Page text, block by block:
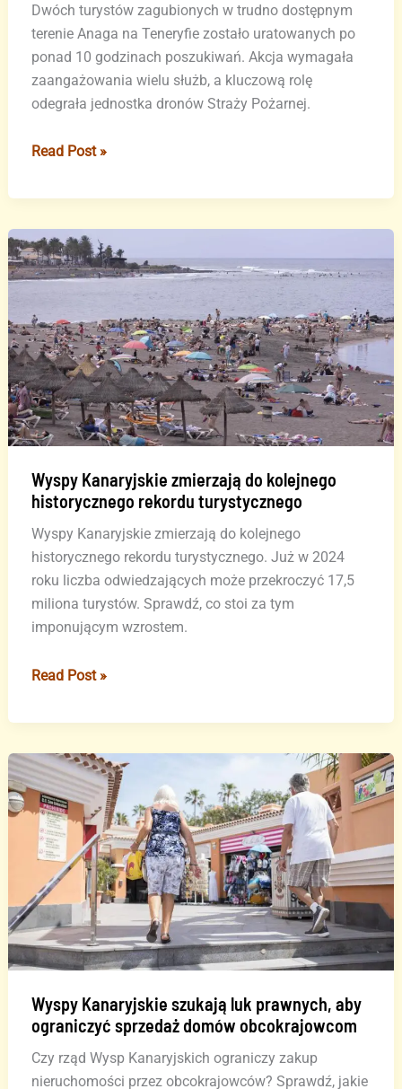
Dwóch turystów zagubionych w trudno dostępnym
terenie Anaga na Teneryfie zostało uratowanych po
ponad 10 godzinach poszukiwań. Akcja wymagała
zaangażowania wielu służb, a kluczową rolę
odegrała jednostka dronów Straży Pożarnej.
Dramatyczna
ratunkowa
Teneryfie:
Turyści
odnalezieni
Read Post »
Wyspy Kanaryjskie zmierzają do kolejnego
historycznego rekordu turystycznego
Wyspy Kanaryjskie zmierzają do kolejnego
historycznego rekordu turystycznego. Już w 2024
roku liczba odwiedzających może przekroczyć 17,5
miliona turystów. Sprawdź, co stoi za tym
imponującym wzrostem.
Wyspy
zmierzają
kolejnego
historycznego
rekordu
turystycznego
Read Post »
Wyspy Kanaryjskie szukają luk prawnych, aby
ograniczyć sprzedaż domów obcokrajowcom
Czy rząd Wysp Kanaryjskich ograniczy zakup
nieruchomości przez obcokrajowców? Sprawdź, jakie